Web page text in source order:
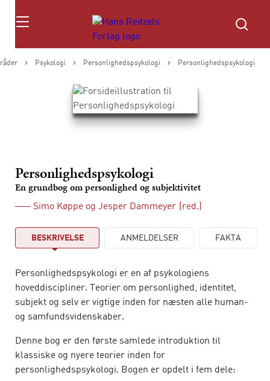
Søg
Psykologi Personlighedspsykologi Personlighedspsykologi
Personlighedspsykologi
En grundbog om personlighed og subjektivitet
Simo Køppe og Jesper Dammeyer (red.)
BESKRIVELSE ANMELDELSER FAKTA
Personlighedspsykologi er en af psykologiens
hoveddiscipliner. Teorier om personlighed, identitet,
subjekt og selv er vigtige inden for næsten alle human-
og samfundsvidenskaber.
Denne bog er den første samlede introduktion til
klassiske og nyere teorier inden for
personlighedspsykologi. Bogen er opdelt i fem dele: